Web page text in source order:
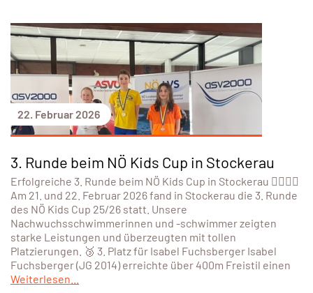
22. Februar 2026
3. Runde beim NÖ Kids Cup in Stockerau
Erfolgreiche 3. Runde beim NÖ Kids Cup in Stockerau 🏊‍♀️🏊‍♂️
Am 21. und 22. Februar 2026 fand in Stockerau die 3. Runde
des NÖ Kids Cup 25/26 statt. Unsere
Nachwuchsschwimmerinnen und -schwimmer zeigten
starke Leistungen und überzeugten mit tollen
Platzierungen. 🥉 3. Platz für Isabel Fuchsberger Isabel
Fuchsberger (JG 2014) erreichte über 400m Freistil einen
Weiterlesen...